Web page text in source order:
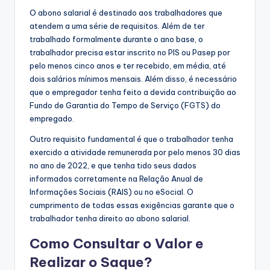
O abono salarial é destinado aos trabalhadores que
atendem a uma série de requisitos. Além de ter
trabalhado formalmente durante o ano base, o
trabalhador precisa estar inscrito no PIS ou Pasep por
pelo menos cinco anos e ter recebido, em média, até
dois salários mínimos mensais. Além disso, é necessário
que o empregador tenha feito a devida contribuição ao
Fundo de Garantia do Tempo de Serviço (FGTS) do
empregado.
Outro requisito fundamental é que o trabalhador tenha
exercido a atividade remunerada por pelo menos 30 dias
no ano de 2022, e que tenha tido seus dados
informados corretamente na Relação Anual de
Informações Sociais (RAIS) ou no eSocial. O
cumprimento de todas essas exigências garante que o
trabalhador tenha direito ao abono salarial.
Como Consultar o Valor e
Realizar o Saque?